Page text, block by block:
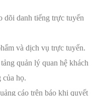
dõi danh tiếng trực tuyến
và dịch vụ trực tuyến.
quản lý quan hệ khách
của họ.
cáo trên báo khi quyết